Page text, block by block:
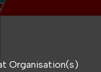
Organisation(s)